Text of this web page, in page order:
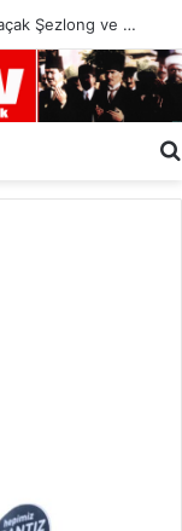
İzmir Sahillerinde “İşgal” Operasyonu: Kaçak Şezlong ve Yapılar Kaldırıldı